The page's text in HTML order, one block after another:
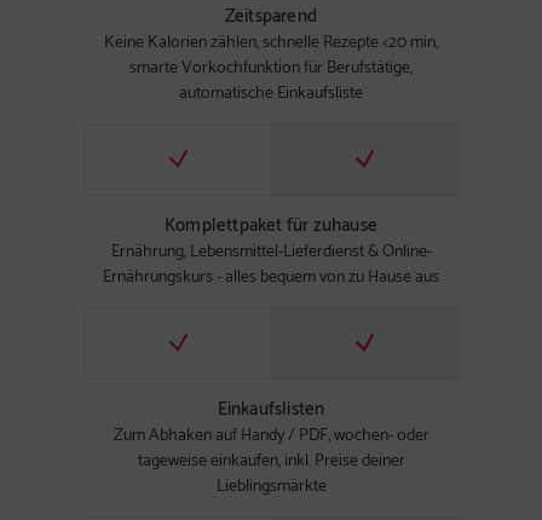
Zeitsparend
Keine Kalorien zählen, schnelle Rezepte <20 min,
smarte Vorkochfunktion für Berufstätige,
automatische Einkaufsliste
Komplettpaket für zuhause
Ernährung, Lebensmittel-Lieferdienst & Online-
Ernährungskurs - alles bequem von zu Hause aus
Einkaufslisten
Zum Abhaken auf Handy / PDF, wochen- oder
tageweise einkaufen, inkl. Preise deiner
Lieblingsmärkte